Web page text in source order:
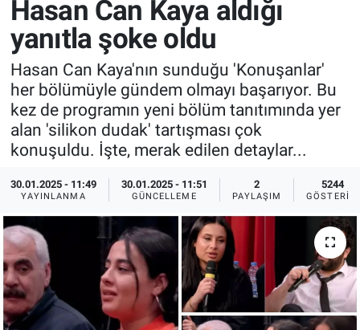
Hasan Can Kaya aldığı
yanıtla şoke oldu
Hasan Can Kaya'nın sunduğu 'Konuşanlar'
her bölümüyle gündem olmayı başarıyor. Bu
kez de programın yeni bölüm tanıtımında yer
alan 'silikon dudak' tartışması çok
konuşuldu. İşte, merak edilen detaylar...
30.01.2025 - 11:49
YAYINLANMA
30.01.2025 - 11:51
GÜNCELLEME
2
PAYLAŞIM
5244
GÖSTERIM
Doğa Konuşuyor
Dünya
Ege Saati
Ege'den Esintiler
Eğitim
Eğlence
Ekonomi
Forum
Sağlık
Spor
Yayın Akışı
İletişim
Tüm Manşetler
Son Dakika Haberleri
Haber Arşivi